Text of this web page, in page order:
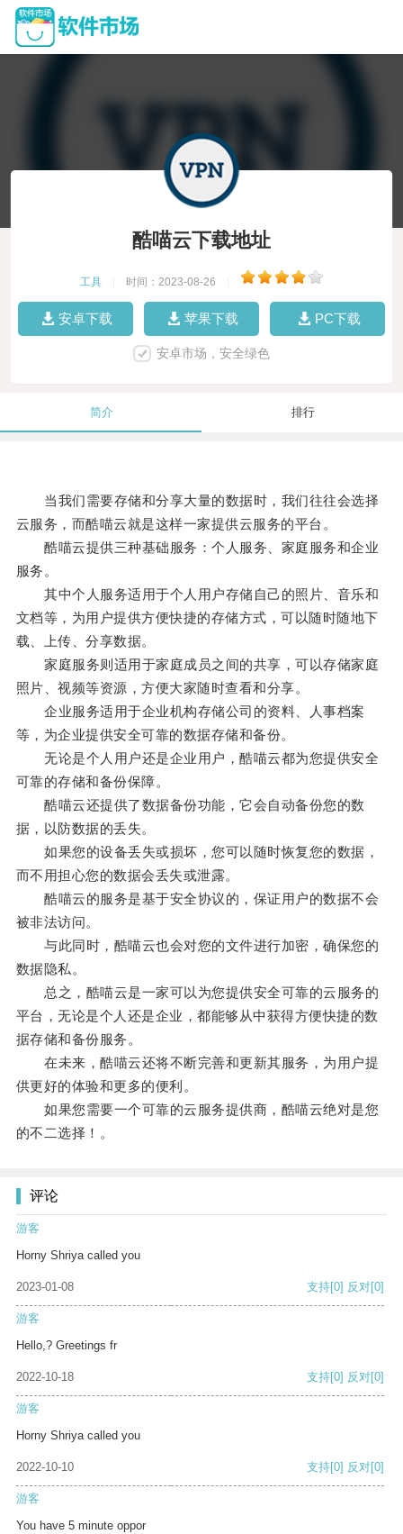
酷喵云下载地址
工具 时间：2023-08-26
安卓下载 苹果下载 PC下载
安卓市场，安全绿色
简介 排行
当我们需要存储和分享大量的数据时，我们往往会选择
云服务，而酷喵云就是这样一家提供云服务的平台。
酷喵云提供三种基础服务：个人服务、家庭服务和企业
服务。
其中个人服务适用于个人用户存储自己的照片、音乐和
文档等，为用户提供方便快捷的存储方式，可以随时随地下
载、上传、分享数据。
家庭服务则适用于家庭成员之间的共享，可以存储家庭
照片、视频等资源，方便大家随时查看和分享。
企业服务适用于企业机构存储公司的资料、人事档案
等，为企业提供安全可靠的数据存储和备份。
无论是个人用户还是企业用户，酷喵云都为您提供安全
可靠的存储和备份保障。
酷喵云还提供了数据备份功能，它会自动备份您的数
据，以防数据的丢失。
如果您的设备丢失或损坏，您可以随时恢复您的数据，
而不用担心您的数据会丢失或泄露。
酷喵云的服务是基于安全协议的，保证用户的数据不会
被非法访问。
与此同时，酷喵云也会对您的文件进行加密，确保您的
数据隐私。
总之，酷喵云是一家可以为您提供安全可靠的云服务的
平台，无论是个人还是企业，都能够从中获得方便快捷的数
据存储和备份服务。
在未来，酷喵云还将不断完善和更新其服务，为用户提
供更好的体验和更多的便利。
如果您需要一个可靠的云服务提供商，酷喵云绝对是您
的不二选择！。
评论
游客
Horny Shriya called you
2023-01-08 支持[0] 反对[0]
游客
Hello,? Greetings fr
2022-10-18 支持[0] 反对[0]
游客
Horny Shriya called you
2022-10-10 支持[0] 反对[0]
游客
You have 5 minute oppor